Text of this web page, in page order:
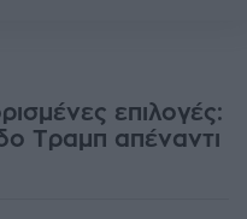
επιλογές:
Τραμπ απέναντι